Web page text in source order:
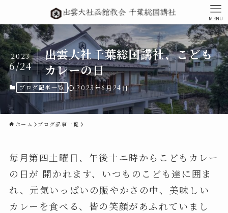
MENU
出雲大社千葉総国講社、こども
カレーの日
2023
6/24
ブログ記事一覧 2023年6月24日
ホーム ブログ記事一覧
毎月第四土曜日、午後十ニ時からこどもカレー
の日が 開かれます、いつものこども達に囲ま
れ、元気いっぱいの賑やかさの中、美味しい
カレーを食べる、皆の笑顔があふれていまし